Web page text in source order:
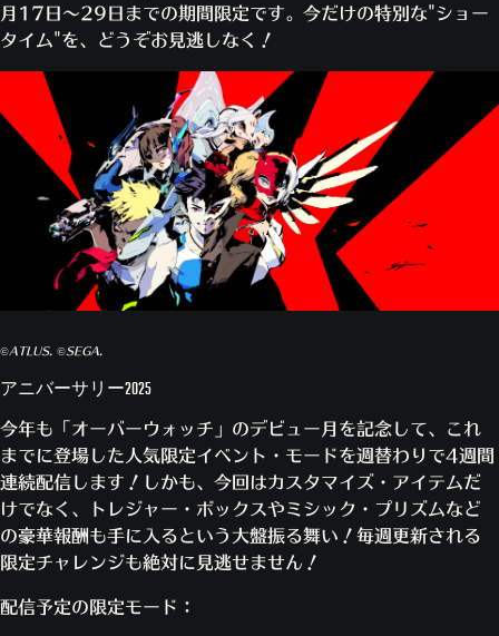
月17日～29日までの期間限定です。今だけの特別な"ショー
タイム"を、どうぞお見逃しなく！
©ATLUS. ©SEGA.
アニバーサリー2025
今年も「オーバーウォッチ」のデビュー月を記念して、これ
までに登場した人気限定イベント・モードを週替わりで4週間
連続配信します！しかも、今回はカスタマイズ・アイテムだ
けでなく、トレジャー・ボックスやミシック・プリズムなど
の豪華報酬も手に入るという大盤振る舞い！毎週更新される
限定チャレンジも絶対に見逃せません！
配信予定の限定モード：